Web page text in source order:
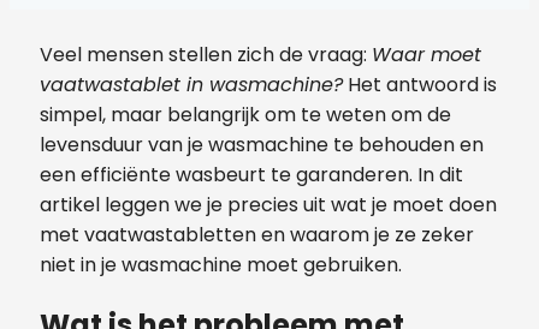
Veel mensen stellen zich de vraag: Waar moet
vaatwastablet in wasmachine?Het antwoord is
simpel, maar belangrijk om te weten om de
levensduur van je wasmachine te behouden en
een efficiënte wasbeurt te garanderen. In dit
artikel leggen we je precies uit wat je moet doen
met vaatwastabletten en waarom je ze zeker
niet in je wasmachine moet gebruiken.